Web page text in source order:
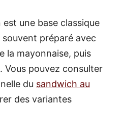
une base classique
préparé avec
la mayonnaise, puis
Vous pouvez consulter
du sandwich au
des variantes